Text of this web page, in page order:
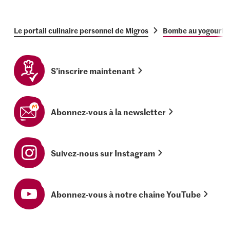
Le portail culinaire personnel de Migros Bombe au yogourt
S’inscrire maintenant
Abonnez-vous à la newsletter
Suivez-nous sur Instagram
Abonnez-vous à notre chaîne YouTube